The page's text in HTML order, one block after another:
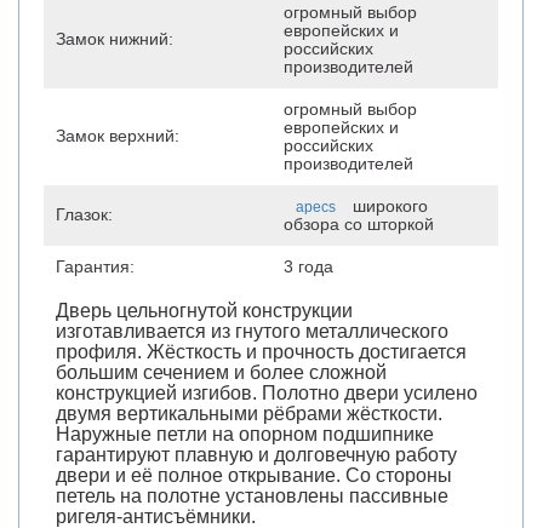
Замок нижний:
огромный выбор
европейских и
российских
производителей
Замок верхний:
огромный выбор
европейских и
российских
производителей
Глазок: apecs
широкого
обзора со шторкой
Гарантия: 3 года
Дверь цельногнутой конструкции
изготавливается из гнутого металлического
профиля. Жёсткость и прочность достигается
большим сечением и более сложной
конструкцией изгибов. Полотно двери усилено
двумя вертикальными рёбрами жёсткости.
Наружные петли на опорном подшипнике
гарантируют плавную и долговечную работу
двери и её полное открывание. Со стороны
петель на полотне установлены пассивные
ригеля-антисъёмники.